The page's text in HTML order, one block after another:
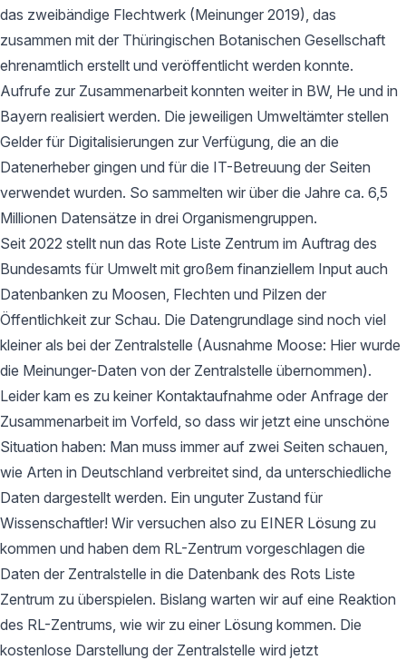
das zweibändige Flechtwerk (Meinunger 2019), das
zusammen mit der Thüringischen Botanischen Gesellschaft
ehrenamtlich erstellt und veröffentlicht werden konnte.
Aufrufe zur Zusammenarbeit konnten weiter in BW, He und in
Bayern realisiert werden. Die jeweiligen Umweltämter stellen
Gelder für Digitalisierungen zur Verfügung, die an die
Datenerheber gingen und für die IT-Betreuung der Seiten
verwendet wurden. So sammelten wir über die Jahre ca. 6,5
Millionen Datensätze in drei Organismengruppen.
Seit 2022 stellt nun das Rote Liste Zentrum im Auftrag des
Bundesamts für Umwelt mit großem finanziellem Input auch
Datenbanken zu Moosen, Flechten und Pilzen der
Öffentlichkeit zur Schau. Die Datengrundlage sind noch viel
kleiner als bei der Zentralstelle (Ausnahme Moose: Hier wurde
die Meinunger-Daten von der Zentralstelle übernommen).
Leider kam es zu keiner Kontaktaufnahme oder Anfrage der
Zusammenarbeit im Vorfeld, so dass wir jetzt eine unschöne
Situation haben: Man muss immer auf zwei Seiten schauen,
wie Arten in Deutschland verbreitet sind, da unterschiedliche
Daten dargestellt werden. Ein unguter Zustand für
Wissenschaftler! Wir versuchen also zu EINER Lösung zu
kommen und haben dem RL-Zentrum vorgeschlagen die
Daten der Zentralstelle in die Datenbank des Rots Liste
Zentrum zu überspielen. Bislang warten wir auf eine Reaktion
des RL-Zentrums, wie wir zu einer Lösung kommen. Die
kostenlose Darstellung der Zentralstelle wird jetzt